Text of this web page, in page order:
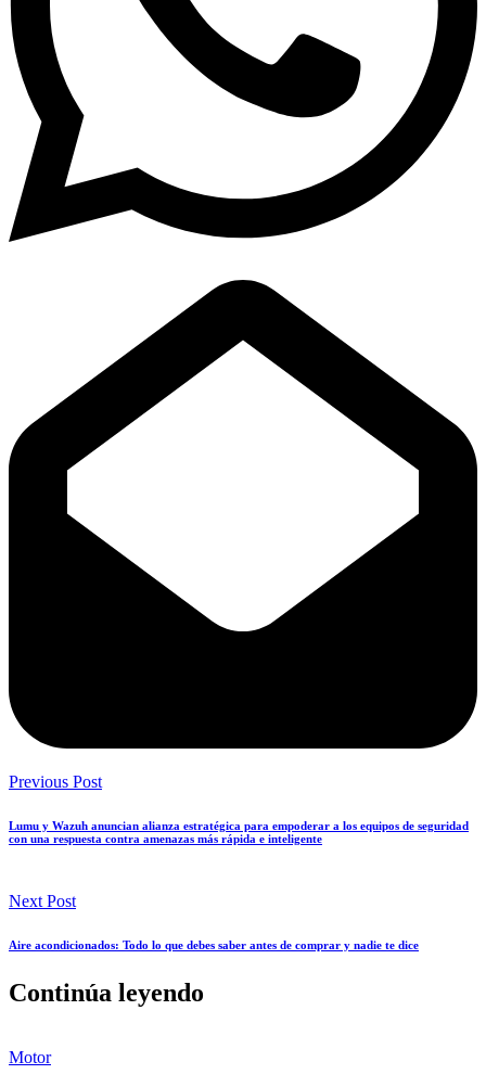
Previous Post
Lumu y Wazuh anuncian alianza estratégica para empoderar a los equipos de seguridad
con una respuesta contra amenazas más rápida e inteligente
Next Post
Aire acondicionados: Todo lo que debes saber antes de comprar y nadie te dice
Continúa leyendo
Motor